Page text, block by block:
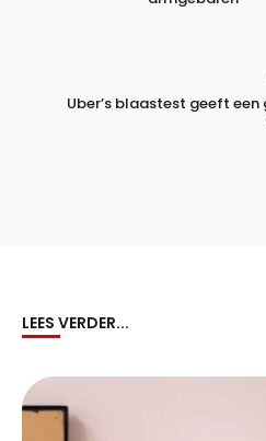
Uber’s blaastest geeft
LEES VERDER...